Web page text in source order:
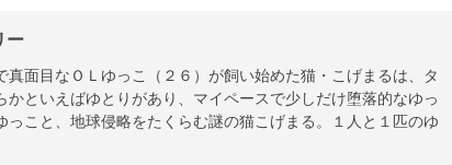
ー
面目なＯＬゆっこ（２６）が飼い始めた猫・こげまるは、タ
といえばゆとりがあり、マイペースで少しだけ堕落的なゆっ
こと、地球侵略をたくらむ謎の猫こげまる。１人と１匹のゆ